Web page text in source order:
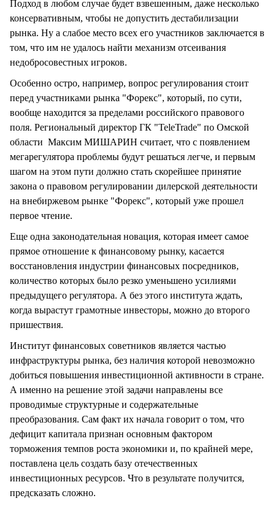
Подход в любом случае будет взвешенным, даже несколько
консервативным, чтобы не допустить дестабилизации
рынка. Ну а слабое место всех его участников заключается в
том, что им не удалось найти механизм отсеивания
недобросовестных игроков.
Особенно остро, например, вопрос регулирования стоит
перед участниками рынка "Форекс", который, по сути,
вообще находится за пределами российского правового
поля. Региональный директор ГК "TeleTrade" по Омской
области Максим МИШАРИН считает, что с появлением
мегарегулятора проблемы будут решаться легче, и первым
шагом на этом пути должно стать скорейшее принятие
закона о правовом регулировании дилерской деятельности
на внебиржевом рынке "Форекс", который уже прошел
первое чтение.
Еще одна законодательная новация, которая имеет самое
прямое отношение к финансовому рынку, касается
восстановления индустрии финансовых посредников,
количество которых было резко уменьшено усилиями
предыдущего регулятора. А без этого института ждать,
когда вырастут грамотные инвесторы, можно до второго
пришествия.
Институт финансовых советников является частью
инфраструктуры рынка, без наличия которой невозможно
добиться повышения инвестиционной активности в стране.
А именно на решение этой задачи направлены все
проводимые структурные и содержательные
преобразования. Сам факт их начала говорит о том, что
дефицит капитала признан основным фактором
торможения темпов роста экономики и, по крайней мере,
поставлена цель создать базу отечественных
инвестиционных ресурсов. Что в результате получится,
предсказать сложно.